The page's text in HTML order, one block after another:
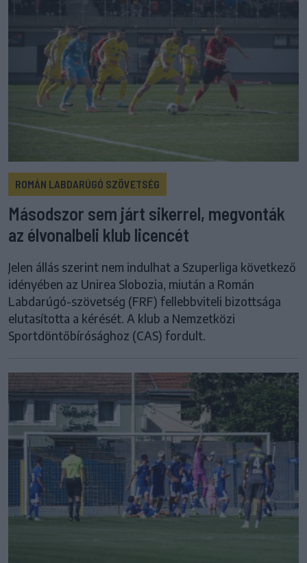
ROMÁN LABDARÚGÓ SZÖVETSÉG
Másodszor sem járt sikerrel, megvonták
az élvonalbeli klub licencét
Jelen állás szerint nem indulhat a Szuperliga következő
idényében az Unirea Slobozia, miután a Román
Labdarúgó-szövetség (FRF) fellebbviteli bizottsága
elutasította a kérését. A klub a Nemzetközi
Sportdöntőbírósághoz (CAS) fordult.